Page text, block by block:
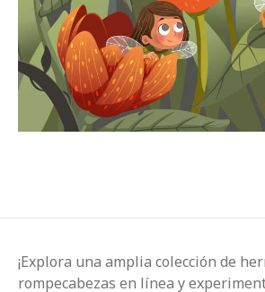
¡Explora una amplia colección de
rompecabezas en línea y